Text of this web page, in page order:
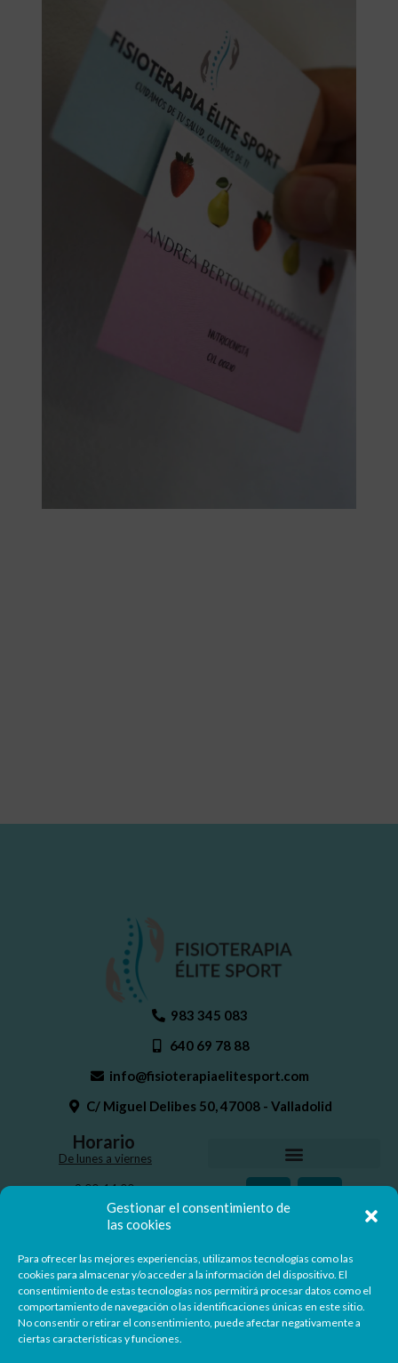
Gestionar el consentimiento de
las cookies
Para ofrecer las mejores experiencias, utilizamos tecnologías como las
cookies para almacenar y/o acceder a la información del dispositivo. El
consentimiento de estas tecnologías nos permitirá procesar datos como el
comportamiento de navegación o las identificaciones únicas en este sitio.
No consentir o retirar el consentimiento, puede afectar negativamente a
ciertas características y funciones.
983 345 083
640 69 78 88
info@fisioterapiaelitesport.com
C/ Miguel Delibes 50, 47008 - Valladolid
Horario
De lunes a viernes
9:00-14:00
16:30-20:30
Nº Registro Sanitario: 47-C22-0302